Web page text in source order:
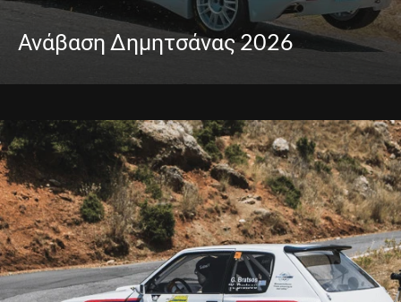
Ανάβαση Δημητσάνας 2026